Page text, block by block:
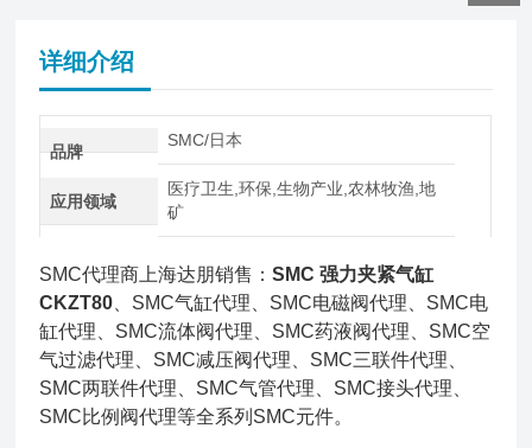
详细介绍
品牌
SMC/日本
应用领域
医疗卫生,环保,生物产业,农林牧渔,地
矿
SMC代理商上海达朋销售：SMC 强力夹紧气缸
CKZT80 、SMC气缸代理、SMC电磁阀代理、SMC电
缸代理、SMC流体阀代理、SMC药液阀代理、SMC空
气过滤代理、SMC减压阀代理、SMC三联件代理、
SMC两联件代理、SMC气管代理、SMC接头代理、
SMC比例阀代理等全系列SMC元件。